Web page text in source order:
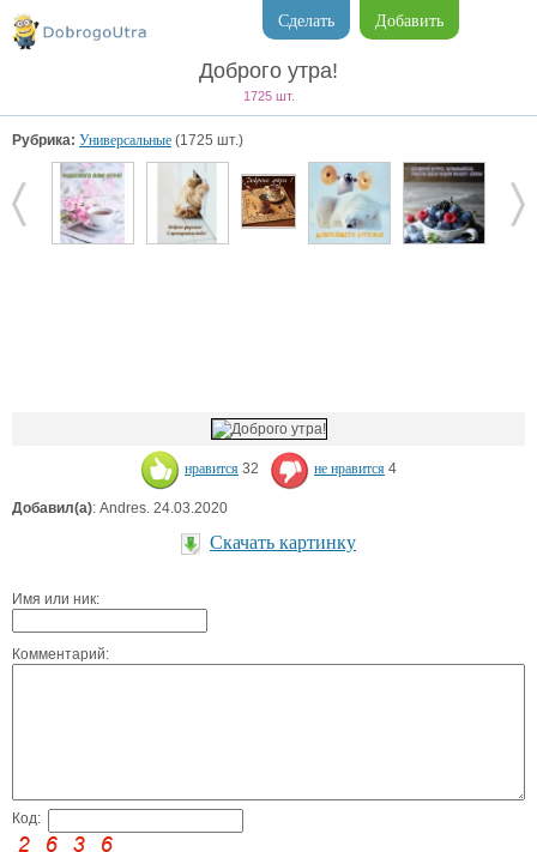
Добавить
Сделать
Доброго утра!
1725 шт.
Рубрика: Универсальные (1725 шт.)
нравится 32 не нравится 4
Добавил(а): Andres. 24.03.2020
Скачать картинку
Имя или ник:
Комментарий:
Код: